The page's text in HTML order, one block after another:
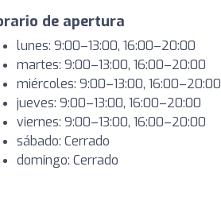
de apertura
lunes: 9:00–13:00, 16:00–20:00
martes: 9:00–13:00, 16:00–20:00
miércoles: 9:00–13:00, 16:00–20:00
jueves: 9:00–13:00, 16:00–20:00
viernes: 9:00–13:00, 16:00–20:00
sábado: Cerrado
domingo: Cerrado